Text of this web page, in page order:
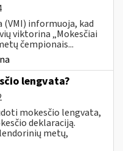
(VMI) informuoja, kad
viktorina „Mokesčiai
čempionais...
lengvata?
mokesčio lengvata,
deklaraciją.
metų,